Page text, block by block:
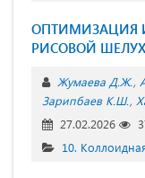
ОПТИМИЗАЦИЯ
РИСОВОЙ
Жумаева Д.Ж.
Зарипбаев К.Ш.
27.02.2026
10.